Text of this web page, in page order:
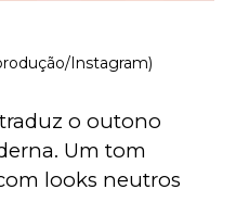
Instagram)
o outono
Um tom
looks neutros